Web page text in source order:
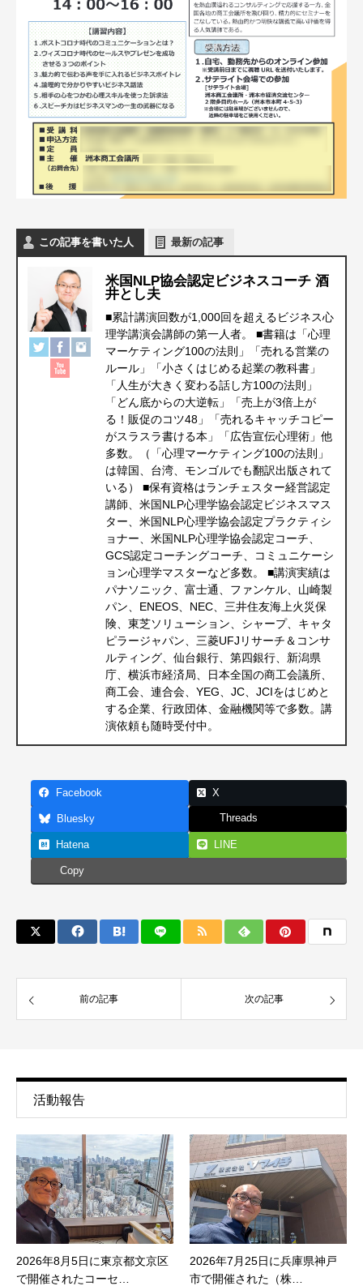
この記事を書いた人 最新の記事
米国NLP協会認定ビジネスコーチ 酒
井とし夫
■累計講演回数が1,000回を超えるビジネス心
理学講演会講師の第一人者。 ■書籍は「心理
マーケティング100の法則」「売れる営業の
ルール」「小さくはじめる起業の教科書」
「人生が大きく変わる話し方100の法則」
「どん底からの大逆転」「売上が3倍上が
る！販促のコツ48」「売れるキャッチコピー
がスラスラ書ける本」「広告宣伝心理術」他
多数。（「心理マーケティング100の法則」
は韓国、台湾、モンゴルでも翻訳出版されて
いる） ■保有資格はランチェスター経営認定
講師、米国NLP心理学協会認定ビジネスマス
ター、米国NLP心理学協会認定プラクティシ
ョナー、米国NLP心理学協会認定コーチ、
GCS認定コーチングコーチ、コミュニケーシ
ョン心理学マスターなど多数。 ■講演実績は
パナソニック、富士通、ファンケル、山崎製
パン、ENEOS、NEC、三井住友海上火災保
険、東芝ソリューション、シャープ、キャタ
ピラージャパン、三菱UFJリサーチ＆コンサ
ルティング、仙台銀行、第四銀行、新潟県
庁、横浜市経済局、日本全国の商工会議所、
商工会、連合会、YEG、JC、JCIをはじめと
する企業、行政団体、金融機関等で多数。講
演依頼も随時受付中。
Facebook X
Bluesky Threads
Hatena LINE
Copy
前の記事 次の記事
活動報告
2026年8月5日に東京都文京区
で開催されたコーセ…
2026年7月25日に兵庫県神戸
市で開催された（株…